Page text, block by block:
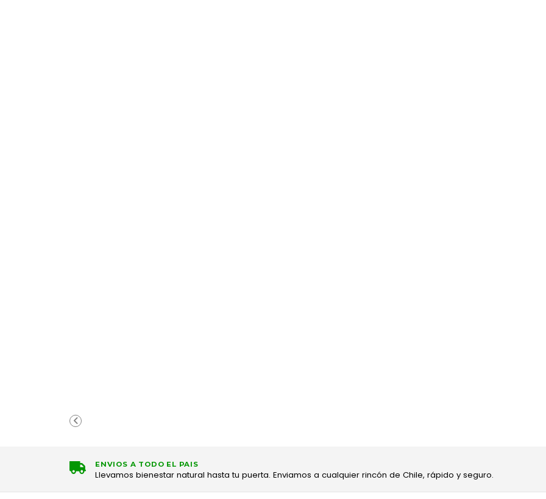
ENVIOS A TODO EL PAIS
Llevamos bienestar natural hasta tu puerta. Enviamos a cualquier rincón de Chile, rápido y seguro.